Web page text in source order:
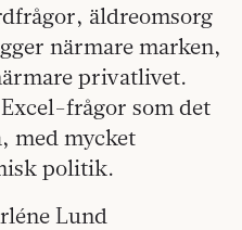
äldreomsorg
närmare marken,
privatlivet.
frågor som det
med mycket
politik.
Lund